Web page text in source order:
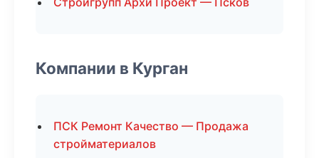
Компании в Курган
ПСК Ремонт Качество — Продажа
стройматериалов